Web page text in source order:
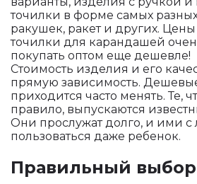
точилки в форме самых
ракушек, ракет и других.
точилки для карандашей
покупать оптом еще дешевле!
Стоимость изделия и его
прямую зависимость.
приходится часто менять. Те,
правило, выпускаются
Они прослужат долго, и ими с
пользоваться даже ребенок.
Правильный выбор